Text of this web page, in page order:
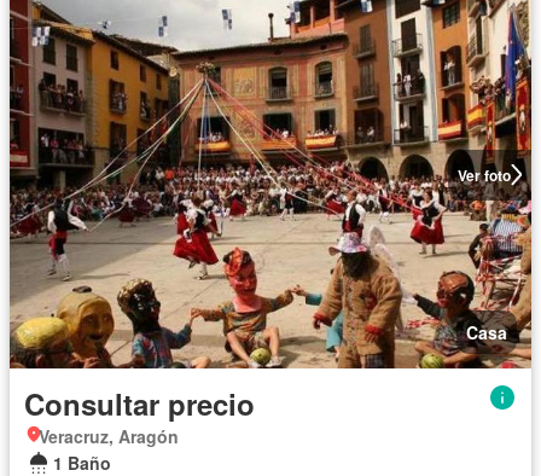
Ver foto
Casa
Consultar precio
Veracruz, Aragón
1 Baño